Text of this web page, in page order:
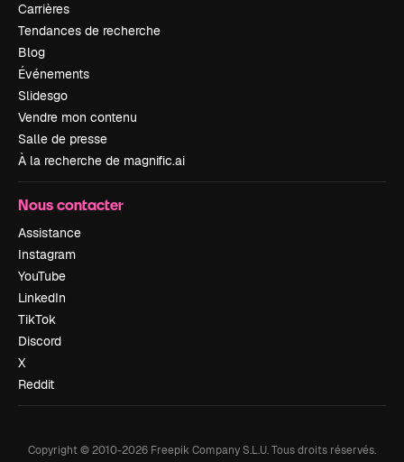
Carrières
Tendances de recherche
Blog
Événements
Slidesgo
Vendre mon contenu
Salle de presse
À la recherche de magnific.ai
Nous contacter
Assistance
Instagram
YouTube
LinkedIn
TikTok
Discord
X
Reddit
Copyright © 2010-2026 Freepik Company S.L.U.Tous droits réservés.